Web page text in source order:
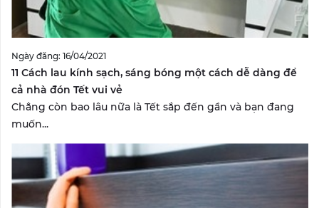
Ngày đăng: 16/04/2021
11 Cách lau kính sạch, sáng bóng một cách dễ dàng để
cả nhà đón Tết vui vẻ
Chẳng còn bao lâu nữa là Tết sắp đến gần và bạn đang
muốn...